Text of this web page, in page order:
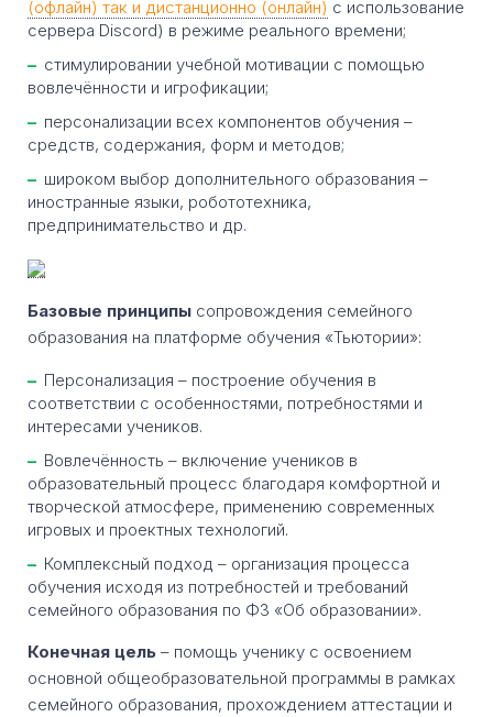
(офлайн) так и дистанционно (онлайн) с использование
сервера Discord) в режиме реального времени;
стимулировании учебной мотивации с помощью
вовлечённости и игрофикации;
персонализации всех компонентов обучения –
средств, содержания, форм и методов;
широком выбор дополнительного образования –
иностранные языки, робототехника,
предпринимательство и др.
Базовые принципы сопровождения семейного
образования на платформе обучения «Тьютории»:
Персонализация – построение обучения в
соответствии с особенностями, потребностями и
интересами учеников.
Вовлечённость – включение учеников в
образовательный процесс благодаря комфортной и
творческой атмосфере, применению современных
игровых и проектных технологий.
Комплексный подход – организация процесса
обучения исходя из потребностей и требований
семейного образования по ФЗ «Об образовании».
Конечная цель – помощь ученику с освоением
основной общеобразовательной программы в рамках
семейного образования, прохождением аттестации и